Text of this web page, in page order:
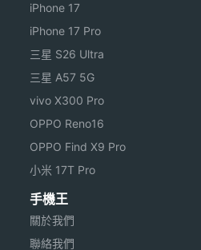
iPhone 17
iPhone 17 Pro
三星 S26 Ultra
三星 A57 5G
vivo X300 Pro
OPPO Reno16
OPPO Find X9 Pro
小米 17T Pro
手機王
關於我們
聯絡我們